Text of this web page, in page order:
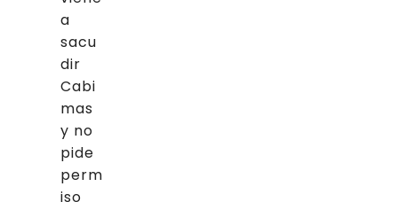
a
sacu
dir
Cabi
mas
y no
pide
perm
iso